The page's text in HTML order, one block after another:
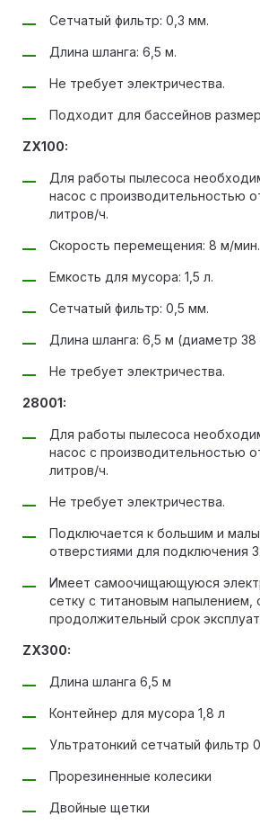
Сетчатый фильтр: 0,3 мм.
Длина шланга: 6,5 м.
Не требует электричества.
Подходит для бассейнов
ZX100:
Для работы пылесоса
насос с производительностью
литров/ч.
Скорость перемещения: 8 м/мин.
Емкость для мусора: 1,5 л.
Сетчатый фильтр: 0,5 мм.
Длина шланга: 6,5 м (диаметр
Не требует электричества.
28001:
Для работы пылесоса
насос с производительностью
литров/ч.
Не требует электричества.
Подключается к большим и
отверстиями для подключения
Имеет самоочищающуюся
сетку с титановым
продолжительный срок
ZX300:
Длина шланга 6,5 м
Контейнер для мусора 1,8 л
Ультратонкий сетчатый фильтр
Прорезиненные колесики
Двойные щетки